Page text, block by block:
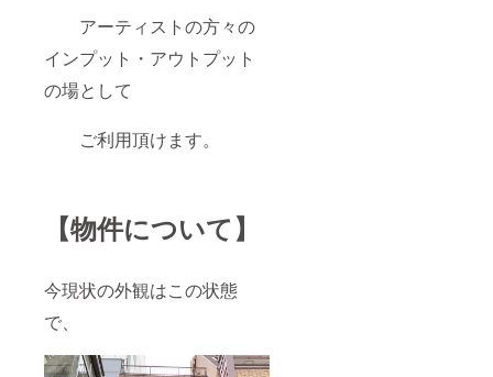
アーティストの方々の
インプット・アウトプット
の場として
ご利用頂けます。
【物件について】
今現状の外観はこの状態
で、